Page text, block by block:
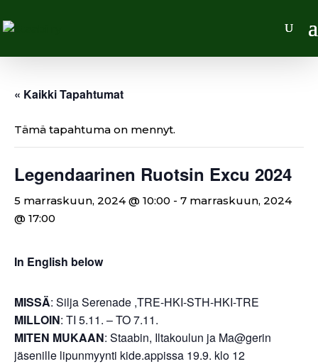
« Kaikki Tapahtumat
Tämä tapahtuma on mennyt.
Legendaarinen Ruotsin Excu 2024
5 marraskuun, 2024 @ 10:00 - 7 marraskuun, 2024
@ 17:00
In English below
MISSÄ: Silja Serenade ,TRE-HKI-STH-HKI-TRE
MILLOIN: TI 5.11. – TO 7.11.
MITEN MUKAAN: Staabin, Iltakoulun ja Ma@gerin
jäsenille lipunmyynti kide.appissa 19.9. klo 12